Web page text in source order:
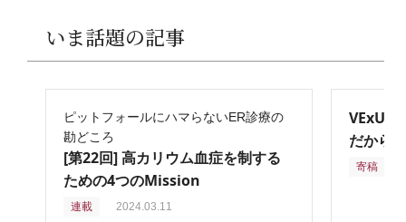
いま話題の記事
ピットフォールにハマらないER診療の
勘どころ
[第22回] 高カリウム血症を制する
ための4つのMission
連載 2024.03.11
VExUS
だから
寄稿